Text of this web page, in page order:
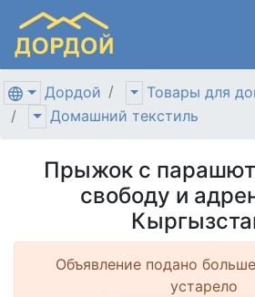
Дордой
Товары для
Домашний текстиль
Прыжок с
свободу и
Объявление подано
устарело